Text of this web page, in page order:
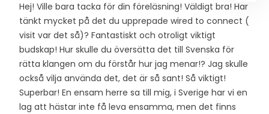
Hej! Ville bara tacka för din föreläsning! Väldigt bra! Har
tänkt mycket på det du upprepade wired to connect (
visit var det så)? Fantastiskt och otroligt viktigt
budskap! Hur skulle du översätta det till Svenska för
rätta klangen om du förstår hur jag menar!? Jag skulle
också vilja använda det, det är så sant! Så viktigt!
Superbar! En ensam herre sa till mig, i Sverige har vi en
lag att hästar inte få leva ensamma, men det finns